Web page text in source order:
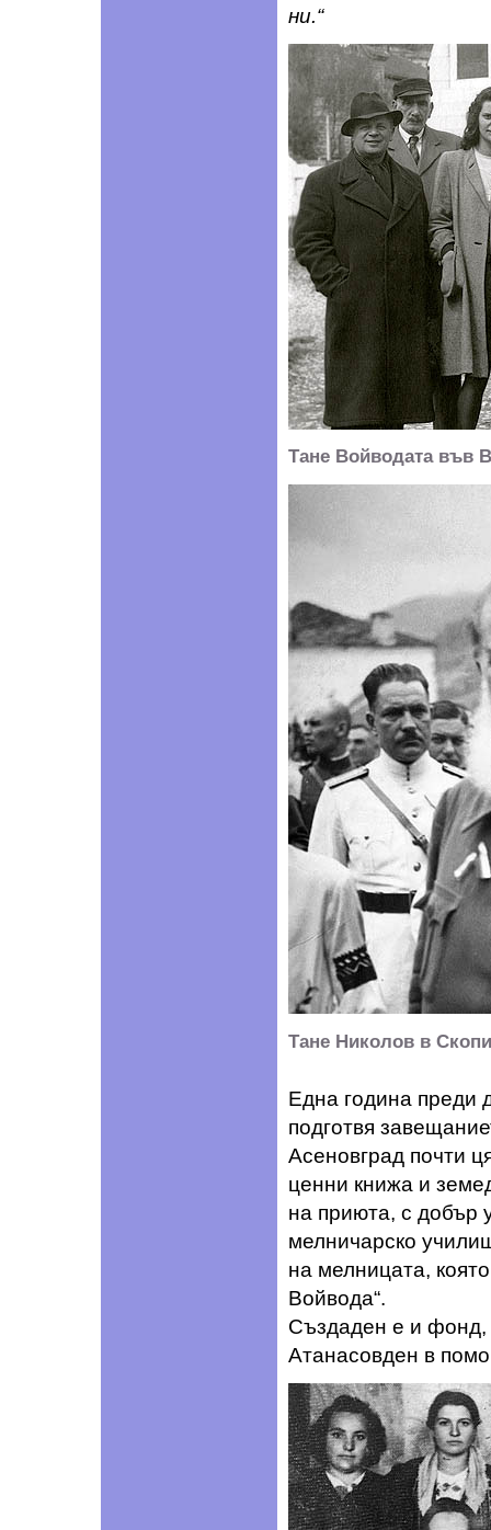
ни.“
Тане Войводата във
Тане Николов в
Една година преди
подготвя
Асеновград почти
ценни книжа и
на приюта, с добър
мелничарско
на мелницата,
Войвода“.
Създаден е и фонд,
Атанасовден в